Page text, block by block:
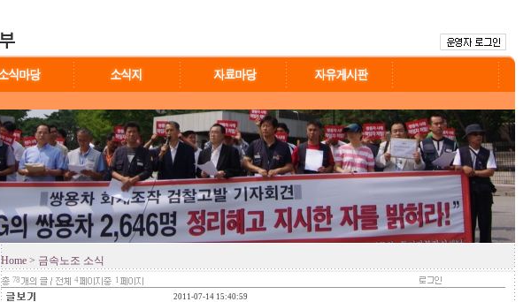
Home > 금속노조 소식
78 4
1
2011-07-14 15:40:59